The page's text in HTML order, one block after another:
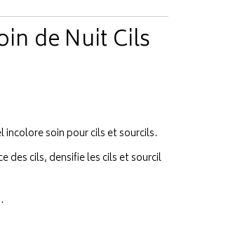
de Nuit Cils
incolore soin pour cils et sourcils.
des cils, densifie les cils et sourcil